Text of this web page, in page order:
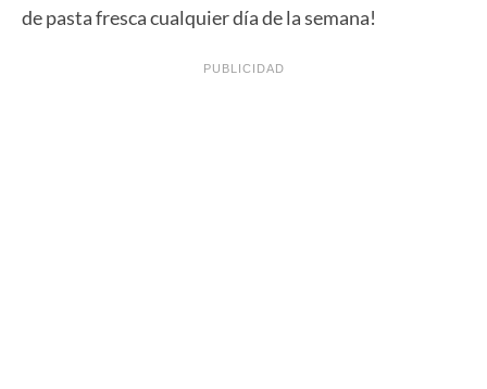
de pasta fresca cualquier día de la semana!
PUBLICIDAD